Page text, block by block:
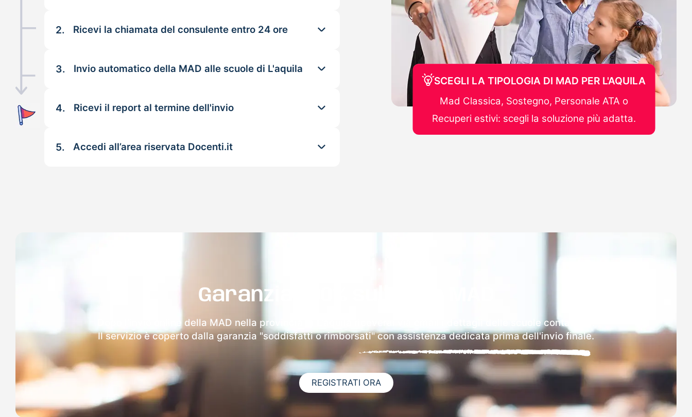
2. Ricevi la chiamata del consulente entro 24 ore
3. Invio automatico della MAD alle scuole di L'aquila
4. Ricevi il report al termine dell'invio
5. Accedi all’area riservata Docenti.it
SCEGLI LA TIPOLOGIA DI MAD PER L'AQUILA
Mad Classica, Sostegno, Personale ATA o
Recuperi estivi: scegli la soluzione più adatta.
Garanzia 100% sulla tua MAD
Dopo l'invio online della MAD nella provincia di L'aquila riceverai via email i dettagli delle scuole contattate.
Il servizio è coperto dalla garanzia "soddisfatti o rimborsati" con assistenza dedicata prima dell'invio finale.
REGISTRATI ORA